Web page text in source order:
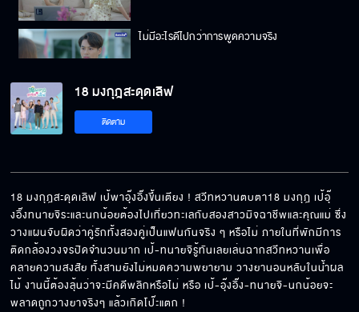
ไม่มีอะไรดีไปกว่าการพูดความจริง
เรากลับมาเป็นเพื่อนกันนะ
อย่าเพ้อ อย่าเคลิ้ม อย่ามโน ท่องไว้สะอิ้ง
18 มงกุฎสะดุดเลิฟ
ติดตาม
18 มงกุฎสะดุดเลิฟ เป้พาอุ๊งอิ๊งขึ้นเตียง ! สวีทหวานตบตา18 มงกุฎ เป้อุ๊
งอิ๊งทนายจิระและนกน้อยต้องไปเที่ยวทะเลกับสองสาวมิจฉาชีพและคุณแม่ ซึ่ง
วางแผนจับผิดว่าคู่รักทั้งสองคู่เป็นแฟนกันจริง ๆ หรือไม่ ภายในที่พักมีการ
ติดกล้องวงจรปิดจำนวนมาก เป้-ทนายจิรู้ทันเลยเล่นฉากสวีทหวานเพื่อ
คลายความสงสัย ทั้งสามยังไม่หมดความพยายาม วางยานอนหลับในน้ำผล
ไม้ งานนี้ต้องลุ้นว่าจะมีคดีพลิกหรือไม่ หรือ เป้-อุ๊งอิ๊ง-ทนายจิ-นกน้อยจะ
พลาดถูกวางยาจริงๆ แล้วเกิดโป๊ะแตก !